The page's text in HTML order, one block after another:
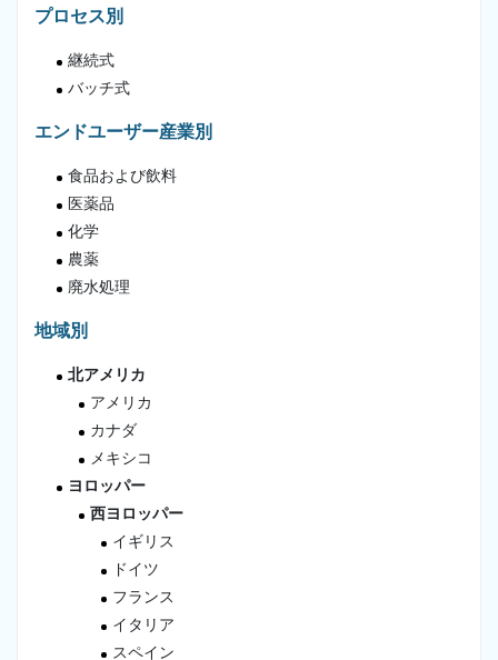
プロセス別
継続式
バッチ式
エンドユーザー産業別
食品および飲料
医薬品
化学
農薬
廃水処理
地域別
北アメリカ
アメリカ
カナダ
メキシコ
ヨロッパー
西ヨロッパー
イギリス
ドイツ
フランス
イタリア
スペイン